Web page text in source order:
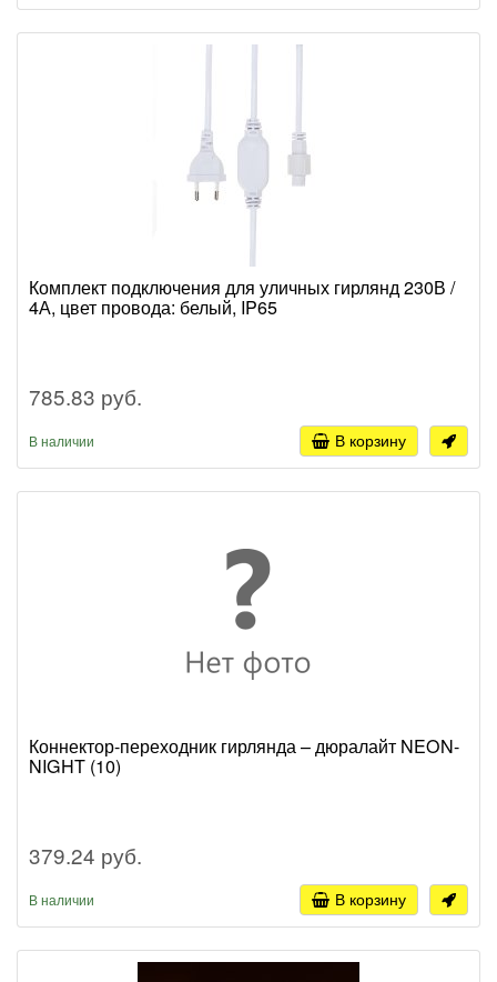
Комплект подключения для уличных гирлянд 230В /
4А, цвет провода: белый, IP65
785.83 руб.
В наличии В корзину
Коннектор-переходник гирлянда – дюралайт NEON-
NIGHT (10)
379.24 руб.
В наличии В корзину